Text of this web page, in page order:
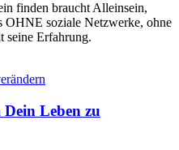
finden braucht Alleinsein,
OHNE soziale Netzwerke, ohne
seine Erfahrung.
Leben zu